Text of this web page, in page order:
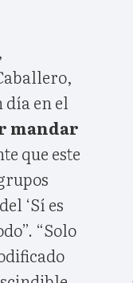
en el
mandar
que este
‘Sí es
“Solo